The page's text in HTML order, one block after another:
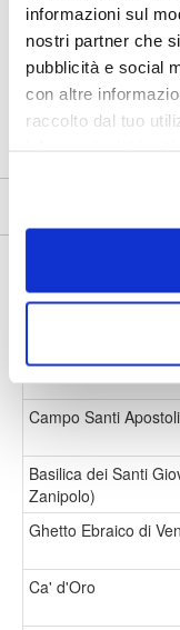
informazioni sul
nostri partner che
pubblicità e social
con altre
raccolto dal tuo
Informazioni su
🅿️ Caratteristiche:
⭐ Votato dai clienti:
📍 Destinazioni
raggiungere a piedi
Chiesa di Santa
Campo Santi Apostoli
Basilica dei Santi
Zanipolo)
Ghetto Ebraico di
Ca' d'Oro